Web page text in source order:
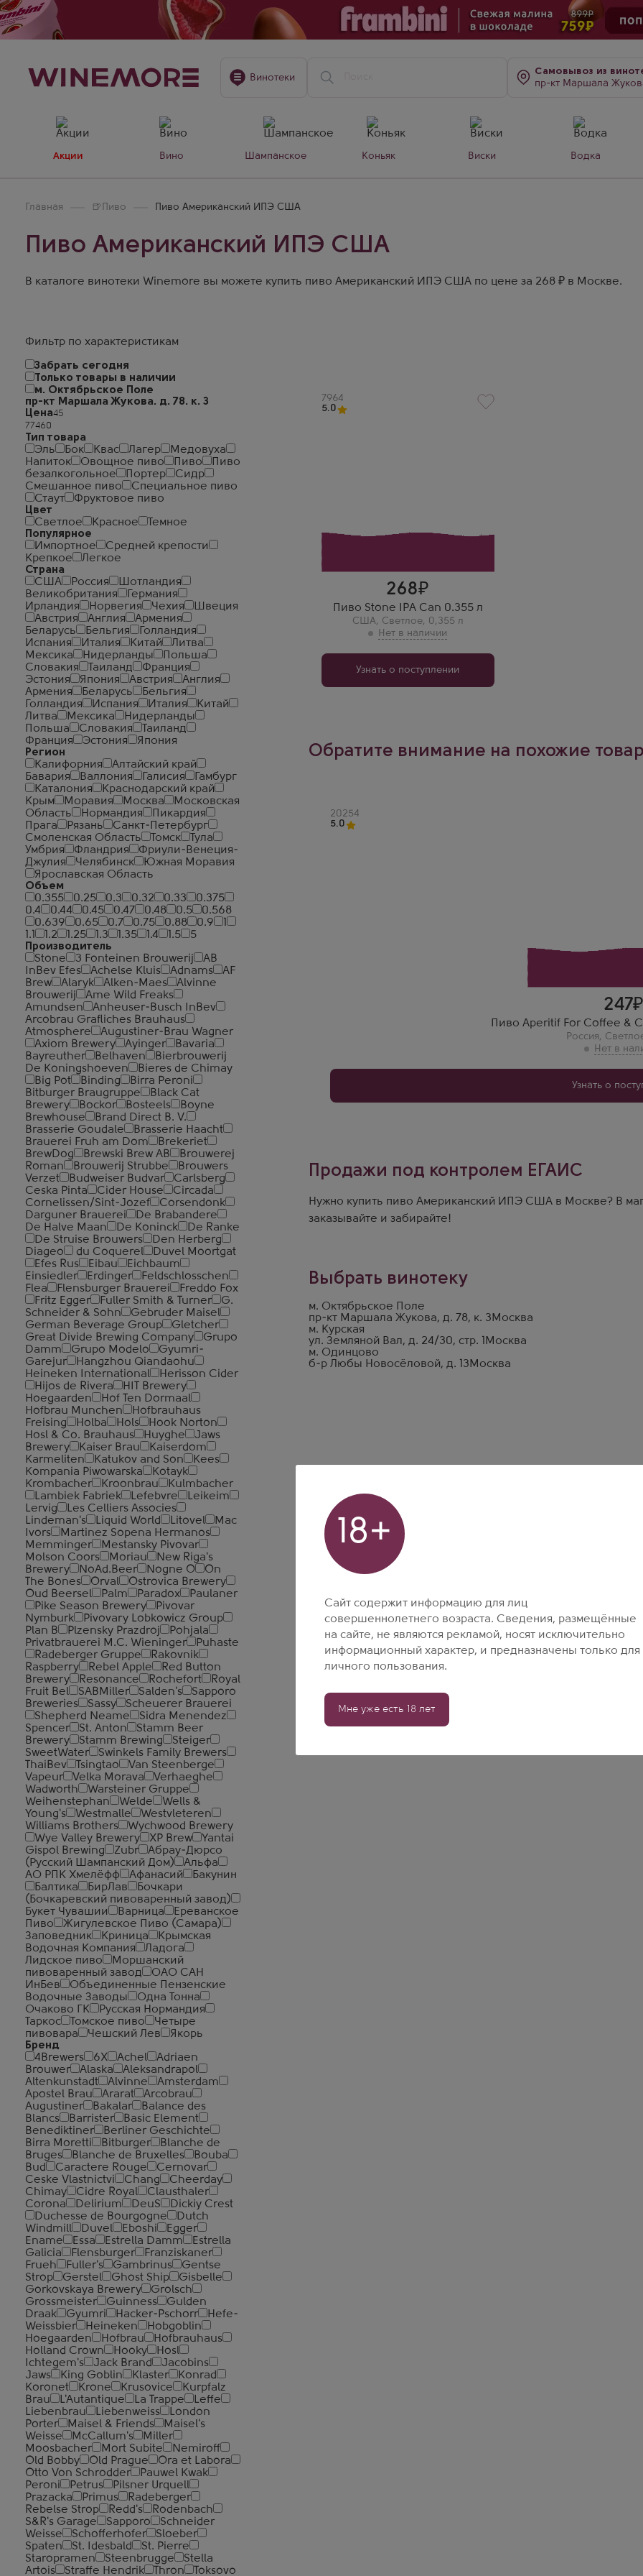
Винотеки
Самовывоз из
пр-кт Маршала Жукова, д.
Акции Вино Шампанское Коньяк Виски Водка
Главная 🍺 Пиво Пиво Американский ИПЭ США
Пиво Американский ИПЭ США
В каталоге винотеки Winemore вы можете купить пиво Американский ИПЭ США по цене за 268 ₽ в Москве.
Фильтр по характеристикам
Забрать сегодня
Только товары в наличии
м. Октябрьское Поле
пр-кт Маршала Жукова. д. 78. к. 3
Цена
Тип товара
Эль
Бок Квас Лагер
Медовуха
Напиток
Овощное пиво Пиво
Пиво
безалкогольное
Портер
Сидр
Смешанное пиво
Специальное пиво
Стаут
Фруктовое пиво
Цвет
Светлое
Красное
Темное
Популярное
Импортное
Средней крепости
Крепкое
Легкое
Страна
США
Россия
Шотландия
Великобритания
Германия
Ирландия
Норвегия Чехия
Швеция
Австрия
Англия
Армения
Беларусь
Бельгия
Голландия
Испания
Италия Китай
Литва
Мексика
Нидерланды
Польша
Словакия
Таиланд
Франция
Эстония
Япония Австрия
Англия
Армения
Беларусь
Бельгия
Голландия
Испания Италия
Китай
Литва
Мексика
Нидерланды
Польша
Словакия
Таиланд
Франция
Эстония
Япония
Регион
Калифорния
Алтайский край
Бавария
Валлония Галисия
Гамбург
Каталония
Краснодарский край
Крым
Моравия Москва
Московская
Область
Нормандия
Пикардия
Прага
Рязань
Санкт-Петербург
Смоленская Область
Томск
Тула
Умбрия
Фландрия
Фриули-Венеция-
Джулия
Челябинск
Южная Моравия
Ярославская Область
Объем
0.355
0.25 0.3 0.32 0.33
0.375
0.4
0.44 0.45 0.47 0.48 0.5
0.568
0.639
0.65 0.7 0.75 0.88 0.9
1.1
1.2 1.25 1.3 1.35 1.4 1.5
5
Производитель
Stone
3 Fonteinen Brouwerij
AB
InBev Efes
Achelse Kluis Adnams
AF
Brew
Alaryk Alken-Maes
Alvinne
Brouwerij
Ame Wild Freaks
Amundsen
Anheuser-Busch InBev
Arcobrau Grafliches Brauhaus
Atmosphere
Augustiner-Brau Wagner
Axiom Brewery
Ayinger
Bavaria
Bayreuther
Belhaven
Bierbrouwerij
De Koningshoeven
Bieres de Chimay
Big Pot
Binding
Birra Peroni
Bitburger Braugruppe
Black Cat
Brewery
Bockor Bosteels
Boyne
Brewhouse
Brand Direct B. V.
Brasserie Goudale
Brasserie Haacht
Brauerei Fruh am Dom
Brekeriet
BrewDog
Brewski Brew AB
Brouwerej
Roman
Brouwerij Strubbe
Brouwers
Verzet
Budweiser Budvar
Carlsberg
Ceska Pinta
Cider House
Circada
Cornelissen/Sint-Jozef
Corsendonk
Darguner Brauerei
De Brabandere
De Halve Maan
De Koninck
De Ranke
De Struise Brouwers
Den Herberg
Diageo
du Coquerel
Duvel Moortgat
Efes Rus
Eibau
Eichbaum
Einsiedler
Erdinger
Feldschlosschen
Flea
Flensburger Brauerei
Freddo Fox
Fritz Egger
Fuller Smith & Turner
G.
Schneider & Sohn
Gebruder Maisel
German Beverage Group
Gletcher
Great Divide Brewing Company
Grupo
Damm
Grupo Modelo
Gyumri-
Garejur
Hangzhou Qiandaohu
Heineken International
Herisson Cider
Hijos de Rivera
HIT Brewery
Hoegaarden
Hof Ten Dormaal
Hofbrau Munchen
Hofbrauhaus
Freising
Holba Hols
Hook Norton
Hosl & Co. Brauhaus
Huyghe
Jaws
Brewery
Kaiser Brau
Kaiserdom
Karmeliten
Katukov and Son
Kees
Kompania Piwowarska
Kotayk
Krombacher
Kroonbrau
Kulmbacher
Lambiek Fabriek
Lefebvre
Leikeim
Lervig
Les Celliers Associes
Lindeman's
Liquid World Litovel
Mac
Ivors
Martinez Sopena Hermanos
Memminger
Mestansky Pivovar
Molson Coors
Moriau
New Riga's
Brewery
NoAd.Beer Nogne O
On
The Bones
Orval
Ostrovica Brewery
Oud Beersel
Palm Paradox
Paulaner
Pike Season Brewery
Pivovar
Nymburk
Pivovary Lobkowicz Group
Plan B
Plzensky Prazdroj
Pohjala
Privatbrauerei M.C. Wieninger
Puhaste
Radeberger Gruppe
Rakovnik
Raspberry
Rebel Apple
Red Button
Brewery
Resonance Rochefort
Royal
Fruit Bel
SABMiller Salden's
Sapporo
Breweries
Sassy
Scheuerer Brauerei
Shepherd Neame
Sidra Menendez
Spencer
St. Anton
Stamm Beer
Brewery
Stamm Brewing
Steiger
SweetWater
Swinkels Family Brewers
ThaiBev
Tsingtao
Van Steenberge
Vapeur
Velka Morava
Verhaeghe
Wadworth
Warsteiner Gruppe
Weihenstephan
Welde
Wells &
Young's
Westmalle
Westvleteren
Williams Brothers
Wychwood Brewery
Wye Valley Brewery
XP Brew
Yantai
Gispol Brewing
Zubr
Абрау-Дюрсо
(Русский Шампанский Дом)
Альфа
АО РПК Хмелёфф
Афанасий
Бакунин
Балтика
БирЛав
Бочкари
(Бочкаревский пивоваренный завод)
Букет Чувашии
Варница
Ереванское
Пиво
Жигулевское Пиво (Самара)
Заповедник
Криница
Крымская
Водочная Компания
Ладога
Лидское пиво
Моршанский
пивоваренный завод
ОАО САН
ИнБев
Объединенные Пензенские
Водочные Заводы
Одна Тонна
Очаково ГК
Русская Нормандия
Таркос
Томское пиво
Четыре
пивовара
Чешский Лев
Якорь
Бренд
4Brewers
6X Achel
Adriaen
Brouwer
Alaska
Aleksandrapol
Altenkunstadt
Alvinne
Amsterdam
Apostel Brau
Ararat
Arcobrau
Augustiner
Bakalar
Balance des
Blancs
Barrister
Basic Element
Benediktiner
Berliner Geschichte
Birra Moretti
Bitburger
Blanche de
Bruges
Blanche de Bruxelles
Bouba
Bud
Caractere Rouge
Cernovar
Ceske Vlastnictvi
Chang
Cheerday
Chimay
Cidre Royal
Clausthaler
Corona
Delirium DeuS
Dickiy Crest
Duchesse de Bourgogne
Dutch
Windmill
Duvel Eboshi
Egger
Ename
Essa Estrella Damm
Estrella
Galicia
Flensburger
Franziskaner
Frueh
Fuller's Gambrinus
Gentse
Strop
Gerstel Ghost Ship
Gisbelle
Gorkovskaya Brewery
Grolsch
Grossmeister
Guinness
Gulden
Draak
Gyumri Hacker-Pschorr
Hefe-
Weissbier
Heineken
Hobgoblin
Hoegaarden
Hofbrau
Hofbrauhaus
Holland Crown
Hooky
Hosl
Ichtegem's
Jack Brand
Jacobins
Jaws
King Goblin Klaster
Konrad
Koronet
Krone Krusovice
Kurpfalz
Brau
L'Autantique La Trappe
Leffe
Liebenbrau
Liebenweiss
London
Porter
Maisel & Friends
Maisel's
Weisse
McCallum's
Miller
Moosbacher
Mort Subite
Nemiroff
Old Bobby
Old Prague
Ora et Labora
Otto Von Schrodder
Pauwel Kwak
Peroni
Petrus
Pilsner Urquell
Prazacka
Primus
Radeberger
Rebelse Strop
Redd's
Rodenbach
S&R's Garage
Sapporo
Schneider
Weisse
Schofferhofer
Sloeber
Spaten
St. Idesbald
St. Pierre
Staropramen
Steenbrugge
Stella
Artois
Straffe Hendrik Thron Toksovo
Артикул
7964
5.0
268
Пиво Stone IPA Can 0.355 л
США, Светлое, 0,355 л
Узнать о поступлении
Обратите внимание на похожие
Артикул
20254
5.0
247
Пиво Aperitif For Coffee &
Россия,
Узнать о
Продажи под контролем ЕГАИС
Нужно купить пиво Американский ИПЭ США в Москве? В
заказывайте и забирайте!
Выбрать винотеку
м. Октябрьское Поле
пр-кт Маршала Жукова, д. 78, к. 3 Москва
м. Курская
ул. Земляной Вал, д. 24/30, стр. 1
Москва
м. Одинцово
б-р Любы Новосёловой, д. 13 Москва
18+
Сайт содержит информацию для лиц
совершеннолетнего возраста. Сведения, размещённые
на сайте, не являются рекламой, носят исключительно
информационный характер, и предназначены только для
личного пользования.
Мне уже есть 18 лет